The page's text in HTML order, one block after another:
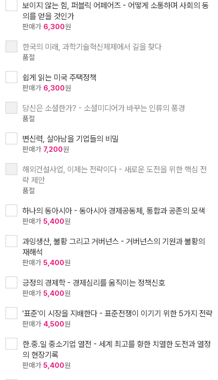
보이지 않는 힘, 퍼블릭 어페어즈 - 어떻게 소통하며 사회의 동
의를 얻을 것인가
판매가 6,300원
한국의 미래, 과학기술혁신체제에서 길을 찾다
품절
쉽게 읽는 미국 주택정책
판매가 6,300원
당신은 소셜한가? - 소셜미디어가 바꾸는 인류의 풍경
품절
변신력, 살아남을 기업들의 비밀
판매가 7,200원
해외건설사업, 이제는 전략이다 - 새로운 도전을 위한 핵심 전
략 제안
품절
하나의 동아시아 - 동아시아 경제공동체, 통합과 공존의 모색
판매가 5,400원
과잉생산, 불황 그리고 거버넌스 - 거버넌스의 기원과 불황의
재해석
판매가 5,400원
긍정의 경제학 - 경제심리를 움직이는 정책신호
판매가 5,400원
'표준'이 시장을 지배한다 - 표준전쟁이 이기기 위한 5가지 전략
판매가 4,500원
한.중.일 중소기업 열전 - 세계 최고를 향한 치열한 도전과 열정
의 현장기록
판매가 5,400원